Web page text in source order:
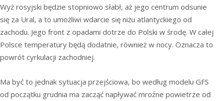
Wyż rosyjski będzie stopniowo słabł, aż jego centrum odsunie
się za Ural, a to umożliwi wdarcie się niżu atlantyckiego od
zachodu. Jego front z opadami dotrze do Polski w środę. W całej
Polsce temperatury będą dodatnie, również w nocy. Oznacza to
powrót cyrkulacji zachodniej.
Ma być to jednak sytuacja przejściowa, bo według modelu GFS
od początku grudnia ma zacząć napływać mroźne powietrze od